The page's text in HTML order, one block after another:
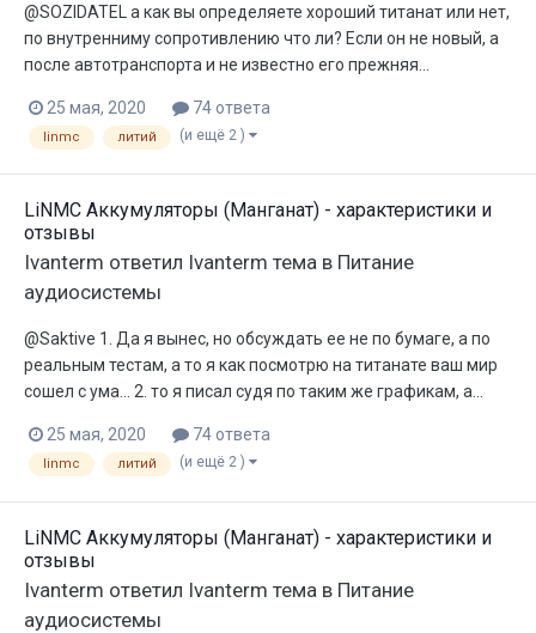
@SOZIDATEL а как вы определяете хороший титанат или нет,
по внутренниму сопротивлению что ли? Если он не новый, а
после автотранспорта и не известно его прежняя...
25 мая, 2020 74 ответа
linmc литий (и ещё 2 )
LiNMC Аккумуляторы (Манганат) - характеристики и
отзывы
Ivanterm ответил Ivanterm тема в Питание
аудиосистемы
@Saktive 1. Да я вынес, но обсуждать ее не по бумаге, а по
реальным тестам, а то я как посмотрю на титанате ваш мир
сошел с ума... 2. то я писал судя по таким же графикам, а...
25 мая, 2020 74 ответа
linmc литий (и ещё 2 )
LiNMC Аккумуляторы (Манганат) - характеристики и
отзывы
Ivanterm ответил Ivanterm тема в Питание
аудиосистемы